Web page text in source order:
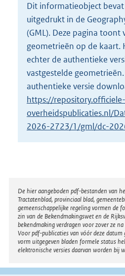
Dit informatieobject
uitgedrukt in de
(GML). Deze pagina toont
geometrieën op de kaart.
echter de authentieke
vastgestelde
authentieke versie
https://repository.officiele-
overheidspublicaties.nl/
2026-2723/1/gml/dc-
Disclaimer
De hier aangeboden pdf-bestanden van
Tractatenblad, provinciaal blad,
gemeenschappelijke regeling vormen de
zin van de Bekendmakingswet en de
bekendmaking verdragen voor zover ze
Voor pdf-publicaties van vóór deze
vorm uitgegeven bladen formele status
elektronische versies daarvan worden bij